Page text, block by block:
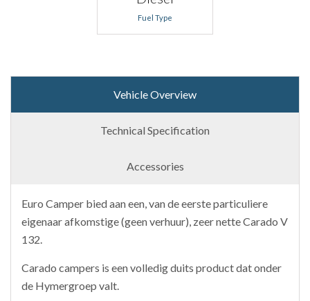
Fuel Type
Vehicle Overview
Technical Specification
Accessories
Euro Camper bied aan een, van de eerste particuliere
eigenaar afkomstige (geen verhuur), zeer nette Carado V
132.
Carado campers is een volledig duits product dat onder
de Hymergroep valt.